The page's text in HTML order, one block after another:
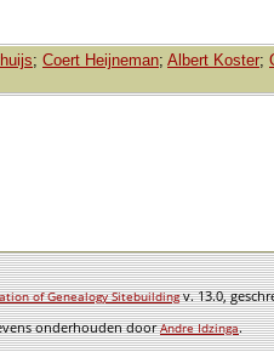
; Coert Heijneman; Albert Koster;
of Genealogy Sitebuildingv. 13.0,
onderhouden doorAndre Idzinga.